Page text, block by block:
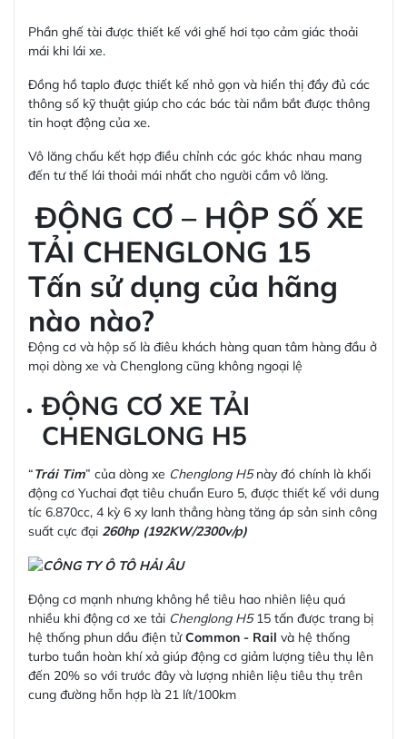
Phần ghế tài được thiết kế với ghế hơi tạo cảm giác thoải
mái khi lái xe.
Đồng hồ taplo được thiết kế nhỏ gọn và hiển thị đầy đủ các
thông số kỹ thuật giúp cho các bác tài nắm bắt được thông
tin hoạt động của xe.
Vô lăng chấu kết hợp điều chỉnh các góc khác nhau mang
đến tư thế lái thoải mái nhất cho người cầm vô lăng.
ĐỘNG CƠ – HỘP SỐ XE
TẢI CHENGLONG 15
Tấn sử dụng của hãng
nào nào?
Động cơ và hộp số là điêu khách hàng quan tâm hàng đầu ở
mọi dòng xe và Chenglong cũng không ngoại lệ
ĐỘNG CƠ XE TẢI
CHENGLONG H5
“Trái Tim” của dòng xe Chenglong H5này đó chính là khối
động cơ Yuchai đạt tiêu chuẩn Euro 5, được thiết kế với dung
tíc 6.870cc, 4 kỳ 6 xy lanh thẳng hàng tăng áp sản sinh công
suất cực đại 260hp (192KW/2300v/p)
Động cơ mạnh nhưng không hề tiêu hao nhiên liệu quá
nhiều khi động cơ xe tải Chenglong H515 tấn được trang bị
hệ thống phun dầu điện tửCommon - Rail và hệ thống
turbo tuần hoàn khí xả giúp động cơ giảm lượng tiêu thụ lên
đến 20% so với trước đây và lượng nhiên liệu tiêu thụ trên
cung đường hỗn hợp là 21 lít/100km